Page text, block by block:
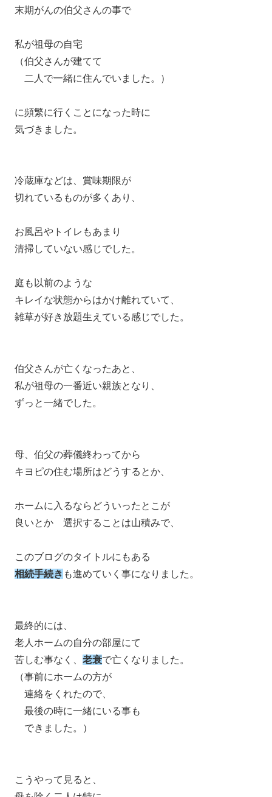
末期がんの伯父さんの事で
私が祖母の自宅
（伯父さんが建てて
二人で一緒に住んでいました。）
に頻繁に行くことになった時に
気づきました。
冷蔵庫などは、賞味期限が
切れているものが多くあり、
お風呂やトイレもあまり
清掃していない感じでした。
庭も以前のような
キレイな状態からはかけ離れていて、
雑草が好き放題生えている感じでした。
伯父さんが亡くなったあと、
私が祖母の一番近い親族となり、
ずっと一緒でした。
母、伯父の葬儀終わってから
キヨピの住む場所はどうするとか、
ホームに入るならどういったとこが
良いとか 選択することは山積みで、
このブログのタイトルにもある
相続手続き も進めていく事になりました。
最終的には、
老人ホームの自分の部屋にて
苦しむ事なく、 老衰で亡くなりました。
（事前にホームの方が
連絡をくれたので、
最後の時に一緒にいる事も
できました。）
こうやって見ると、